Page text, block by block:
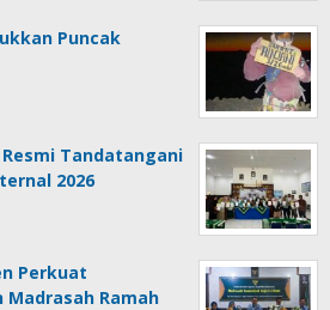
Puncak
Resmi Tandatangani
2026
Perkuat
Ramah